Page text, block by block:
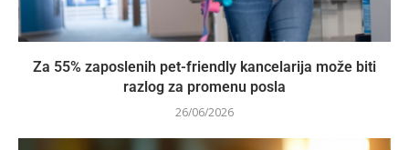
Za 55% zaposlenih pet-friendly kancelarija može biti
razlog za promenu posla
26/06/2026